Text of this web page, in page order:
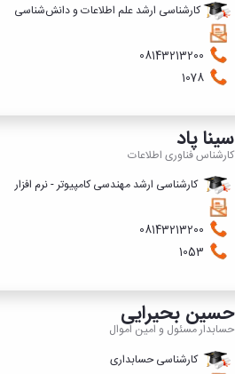
کارشناسی‌ ارشد علم اطلاعات و دانش‌شناسی
1078
سینا پاد
کارشناس فناوری اطلاعات
کارشناسی ارشد مهندسی کامپیوتر - نرم افزار
حسین بحیرایی
حسابدار مسئول و امین اموال
کارشناسی حسابداری